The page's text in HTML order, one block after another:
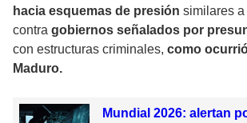
hacia esquemas de presión similares
contra gobiernos señalados por
con estructuras criminales, como
Maduro.
Mundial 2026: alertan